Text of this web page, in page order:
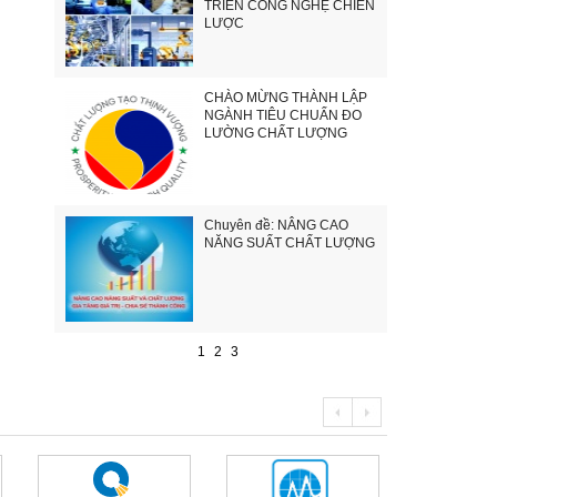
TRIỂN CÔNG NGHỆ CHIẾN
LƯỢC
CHÀO MỪNG THÀNH LẬP
NGÀNH TIÊU CHUẨN ĐO
LƯỜNG CHẤT LƯỢNG
Chuyên đề: NÂNG CAO
NĂNG SUẤT CHẤT LƯỢNG
1 2 3